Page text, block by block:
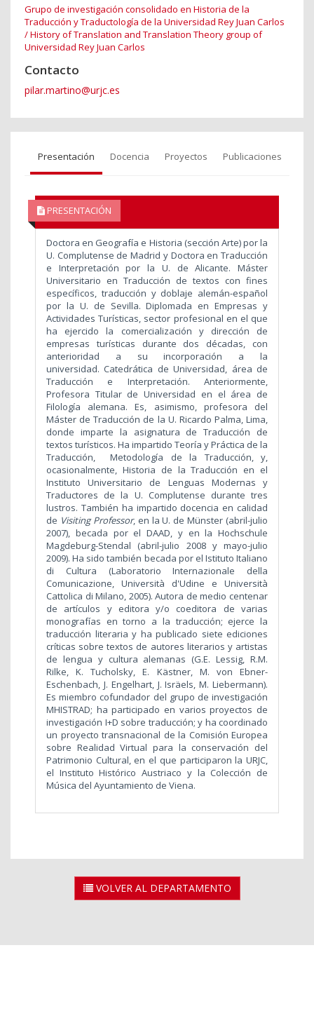
Grupo de investigación consolidado en Historia de la
Traducción y Traductología de la Universidad Rey Juan Carlos
/ History of Translation and Translation Theory group of
Universidad Rey Juan Carlos
Contacto
pilar.martino@urjc.es
Presentación Docencia Proyectos Publicaciones
PRESENTACIÓN
Doctora en Geografía e Historia (sección Arte) por la
U. Complutense de Madrid y Doctora en Traducción
e Interpretación por la U. de Alicante. Máster
Universitario en Traducción de textos con fines
específicos, traducción y doblaje alemán-español
por la U. de Sevilla. Diplomada en Empresas y
Actividades Turísticas, sector profesional en el que
ha ejercido la comercialización y dirección de
empresas turísticas durante dos décadas, con
anterioridad a su incorporación a la
universidad. Catedrática de Universidad, área de
Traducción e Interpretación. Anteriormente,
Profesora Titular de Universidad en el área de
Filología alemana. Es, asimismo, profesora del
Máster de Traducción de la U. Ricardo Palma, Lima,
donde imparte la asignatura de Traducción de
textos turísticos. Ha impartido Teoría y Práctica de la
Traducción, Metodología de la Traducción, y,
ocasionalmente, Historia de la Traducción en el
Instituto Universitario de Lenguas Modernas y
Traductores de la U. Complutense durante tres
lustros. También ha impartido docencia en calidad
de Visiting Professor, en la U. de Münster (abril-julio
2007), becada por el DAAD, y en la Hochschule
Magdeburg-Stendal (abril-julio 2008 y mayo-julio
2009). Ha sido también becada por el Istituto Italiano
di Cultura (Laboratorio Internazionale della
Comunicazione, Università d'Udine e Università
Cattolica di Milano, 2005). Autora de medio centenar
de artículos y editora y/o coeditora de varias
monografías en torno a la traducción; ejerce la
traducción literaria y ha publicado siete ediciones
críticas sobre textos de autores literarios y artistas
de lengua y cultura alemanas (G.E. Lessig, R.M.
Rilke, K. Tucholsky, E. Kästner, M. von Ebner-
Eschenbach, J. Engelhart, J. Isräels, M. Liebermann).
Es miembro cofundador del grupo de investigación
MHISTRAD; ha participado en varios proyectos de
investigación I+D sobre traducción; y ha coordinado
un proyecto transnacional de la Comisión Europea
sobre Realidad Virtual para la conservación del
Patrimonio Cultural, en el que participaron la URJC,
el Instituto Histórico Austriaco y la Colección de
Música del Ayuntamiento de Viena.
VOLVER AL DEPARTAMENTO